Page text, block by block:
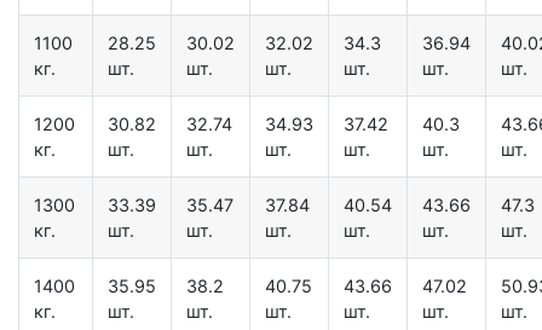
1100
кг.
28.25
шт.
30.02
шт.
32.02
шт.
34.3
шт.
36.94
шт.
шт.
1200
кг.
30.82
шт.
32.74
шт.
34.93
шт.
37.42
шт.
40.3
шт.
шт.
1300
кг.
33.39
шт.
35.47
шт.
37.84
шт.
40.54
шт.
43.66
шт.
47.3
шт.
1400
кг.
35.95
шт.
38.2
шт.
40.75
шт.
43.66
шт.
47.02
шт.
шт.